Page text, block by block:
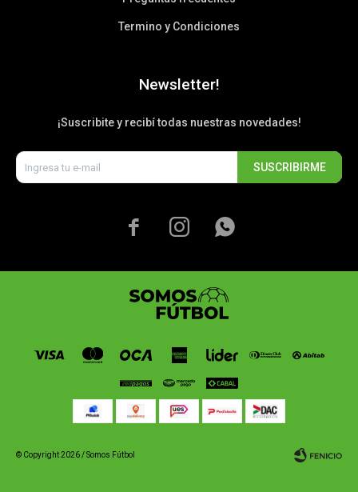
Termino y Condiciones
Newsletter!
¡Suscribite y recibí todas nuestras novedades!
SUSCRIBIRME
  
© Copyright 2026 / Somos Fútbol